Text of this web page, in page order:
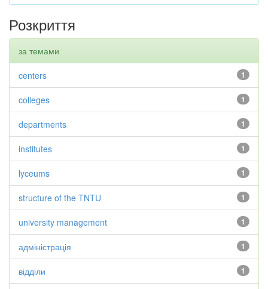
Розкриття
за темами
1
centers
1
colleges
1
departments
1
institutes
1
lyceums
1
structure of the TNTU
1
university management
1
адміністрація
1
відділи